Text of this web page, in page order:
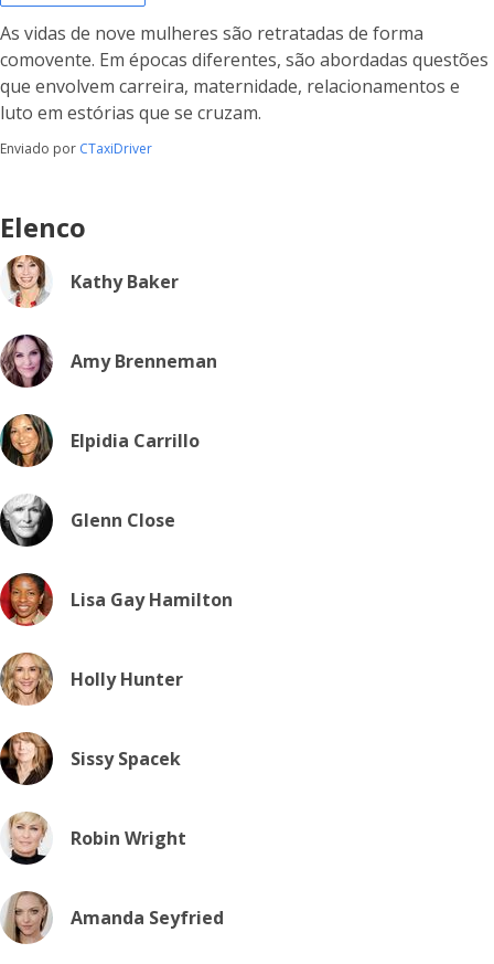
As vidas de nove mulheres são retratadas de forma
comovente. Em épocas diferentes, são abordadas questões
que envolvem carreira, maternidade, relacionamentos e
luto em estórias que se cruzam.
Enviado por CTaxiDriver
Elenco
Kathy Baker
Amy Brenneman
Elpidia Carrillo
Glenn Close
Lisa Gay Hamilton
Holly Hunter
Sissy Spacek
Robin Wright
Amanda Seyfried